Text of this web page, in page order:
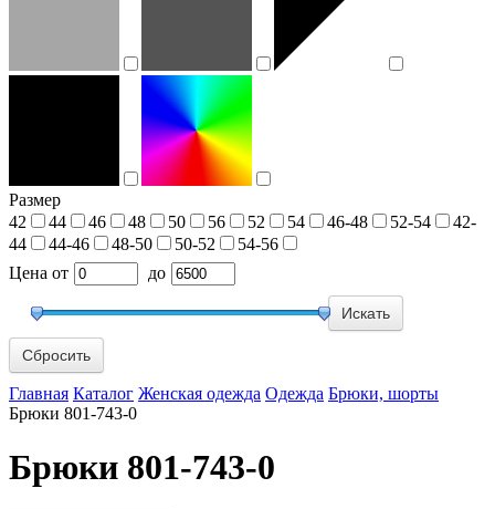
Размер
42
44 46 48 50 56 52 54 46-48 52-54
42-
44
44-46 48-50 50-52
54-56
Цена от до
Сбросить
Главная Каталог Женская одежда Одежда Брюки, шорты
Брюки 801-743-0
Брюки 801-743-0